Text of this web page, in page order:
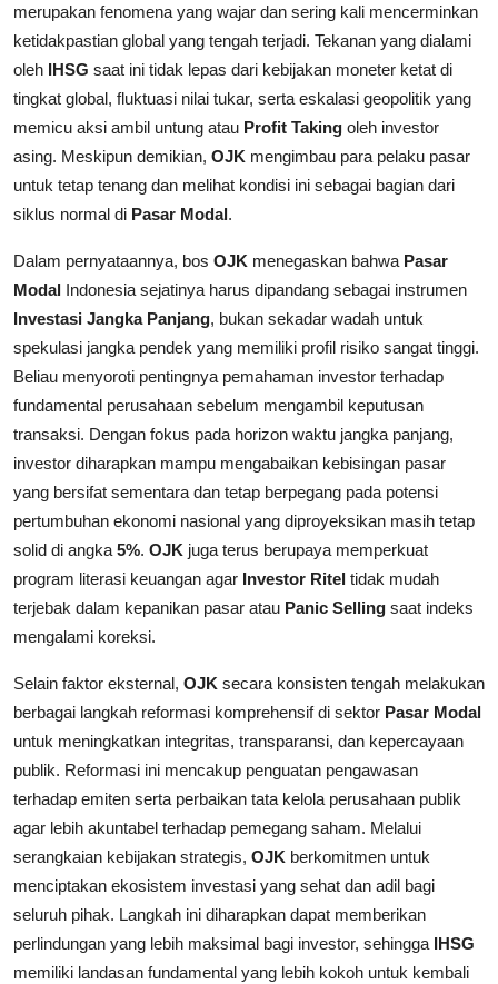
merupakan fenomena yang wajar dan sering kali mencerminkan
ketidakpastian global yang tengah terjadi. Tekanan yang dialami
oleh IHSG saat ini tidak lepas dari kebijakan moneter ketat di
tingkat global, fluktuasi nilai tukar, serta eskalasi geopolitik yang
memicu aksi ambil untung atau Profit Taking oleh investor
asing. Meskipun demikian, OJK mengimbau para pelaku pasar
untuk tetap tenang dan melihat kondisi ini sebagai bagian dari
siklus normal di Pasar Modal.
Dalam pernyataannya, bos OJK menegaskan bahwa Pasar
Modal Indonesia sejatinya harus dipandang sebagai instrumen
Investasi Jangka Panjang, bukan sekadar wadah untuk
spekulasi jangka pendek yang memiliki profil risiko sangat tinggi.
Beliau menyoroti pentingnya pemahaman investor terhadap
fundamental perusahaan sebelum mengambil keputusan
transaksi. Dengan fokus pada horizon waktu jangka panjang,
investor diharapkan mampu mengabaikan kebisingan pasar
yang bersifat sementara dan tetap berpegang pada potensi
pertumbuhan ekonomi nasional yang diproyeksikan masih tetap
solid di angka 5%. OJK juga terus berupaya memperkuat
program literasi keuangan agar Investor Ritel tidak mudah
terjebak dalam kepanikan pasar atau Panic Selling saat indeks
mengalami koreksi.
Selain faktor eksternal, OJK secara konsisten tengah melakukan
berbagai langkah reformasi komprehensif di sektor Pasar Modal
untuk meningkatkan integritas, transparansi, dan kepercayaan
publik. Reformasi ini mencakup penguatan pengawasan
terhadap emiten serta perbaikan tata kelola perusahaan publik
agar lebih akuntabel terhadap pemegang saham. Melalui
serangkaian kebijakan strategis, OJK berkomitmen untuk
menciptakan ekosistem investasi yang sehat dan adil bagi
seluruh pihak. Langkah ini diharapkan dapat memberikan
perlindungan yang lebih maksimal bagi investor, sehingga IHSG
memiliki landasan fundamental yang lebih kokoh untuk kembali